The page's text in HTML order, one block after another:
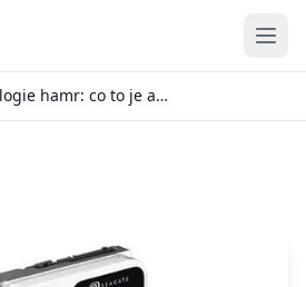
Technologie hamr: co to je a jak to funguje